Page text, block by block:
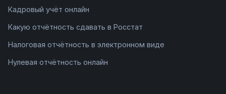
Кадровый учёт онлайн
Какую отчётность сдавать в Росстат
Налоговая отчётность в электронном виде
Нулевая отчётность онлайн